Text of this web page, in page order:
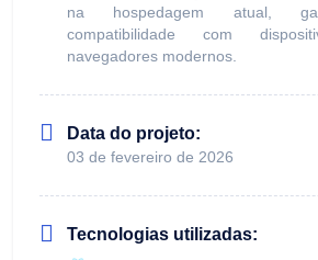
na hospedagem atual,
compatibilidade com
navegadores modernos.
Data do projeto:
03 de fevereiro de 2026
Tecnologias utilizadas: